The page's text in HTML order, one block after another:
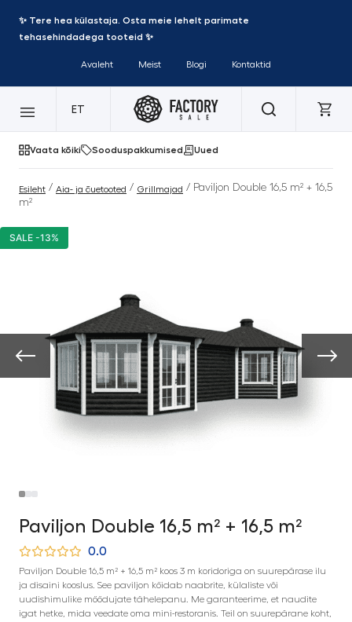
✨ Tere hea külastaja. Osta meie lehelt parimate
tehasehindadega tooteid ✨
Avaleht Meist Blogi Kontaktid
ET
Vaata kõiki Sooduspakkumised Uued
Esileht / Aia- ja õuetooted / Grillmajad / Paviljon Double 16,5 m² + 16,5
m²
SALE -13%
Paviljon Double 16,5 m² + 16,5 m²
0.0
Paviljon Double 16,5 m² + 16,5 m² koos 3 m koridoriga on suurepärase ilu
ja disaini kooslus. See paviljon köidab naabrite, külaliste või
uudishimulike möödujate tähelepanu. Me garanteerime, et naudite
igat hetke, mida veedate oma mini-restoranis. Teil on suurepärane koht,